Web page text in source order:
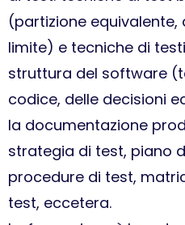
(partizione equivalente,
limite) e tecniche di
struttura del software
codice, delle decisioni
la documentazione
strategia di test, piano
procedure di test,
test, eccetera.